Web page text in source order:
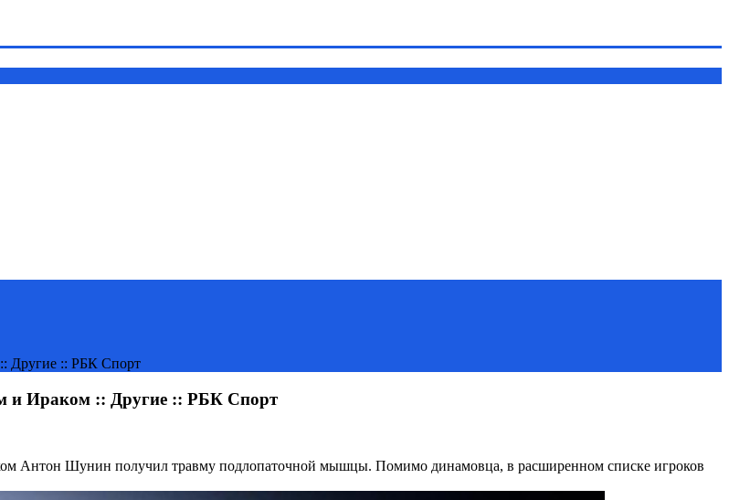
Другие :: РБК Спорт
и Ираком :: Другие :: РБК Спорт
Антон Шунин получил травму подлопаточной мышцы. Помимо динамовца, в расширенном списке игроков